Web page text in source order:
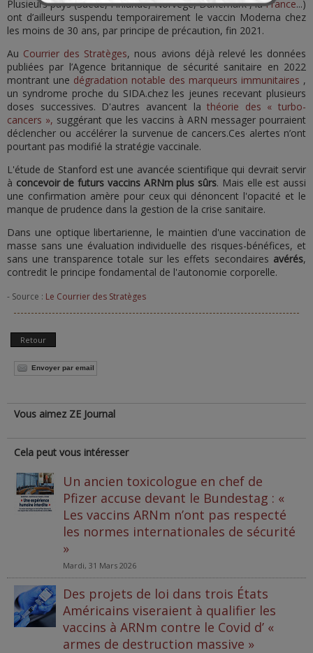
Plusieurs pays (Suède, Finlande, Norvège, Danemark , laFrance...)
ont d’ailleurs suspendu temporairement le vaccin Moderna chez
les moins de 30 ans, par principe de précaution, fin 2021.
Au Courrier des Stratèges, nous avions déjà relevé les données
publiées par l’Agence britannique de sécurité sanitaire en 2022
montrant une dégradation notable des marqueurs immunitaires ,
un syndrome proche du SIDA.chez les jeunes recevant plusieurs
doses successives. D'autres avancent lathéorie des « turbo-
cancers », suggérant que les vaccins à ARN messager pourraient
déclencher ou accélérer la survenue de cancers.Ces alertes n’ont
pourtant pas modifié la stratégie vaccinale.
L'étude de Stanford est une avancée scientifique qui devrait servir
à concevoir de futurs vaccins ARNm plus sûrs. Mais elle est aussi
une confirmation amère pour ceux qui dénoncent l'opacité et le
manque de prudence dans la gestion de la crise sanitaire.
Dans une optique libertarienne, le maintien d'une vaccination de
masse sans une évaluation individuelle des risques-bénéfices, et
sans une transparence totale sur les effets secondaires avérés,
contredit le principe fondamental de l'autonomie corporelle.
- Source : Le Courrier des Stratèges
Retour
Envoyer par email
Vous aimez ZE Journal
Cela peut vous intéresser
Un ancien toxicologue en chef de
Pfizer accuse devant le Bundestag : «
Les vaccins ARNm n’ont pas respecté
les normes internationales de sécurité
»
Mardi, 31 Mars 2026
Des projets de loi dans trois États
Américains viseraient à qualifier les
vaccins à ARNm contre le Covid d’ «
armes de destruction massive »